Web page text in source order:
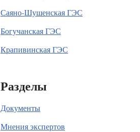
Саяно-Шушенская ГЭС
Богучанская ГЭС
Крапивинская ГЭС
Разделы
Документы
Мнения экспертов